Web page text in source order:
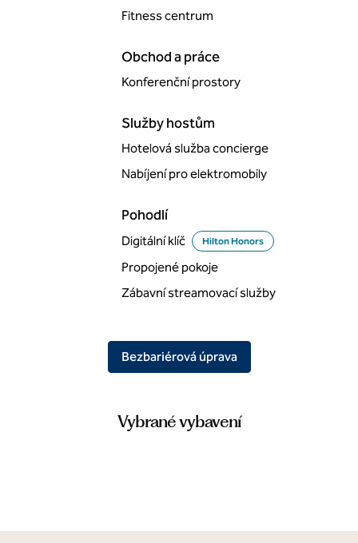
Fitness centrum
Obchod a práce
Konferenční prostory
Služby hostům
Hotelová služba concierge
Nabíjení pro elektromobily
Pohodlí
Digitální klíč Hilton Honors
Propojené pokoje
Zábavní streamovací služby
Bezbariérová úprava
Vybrané vybavení
BAZÉN